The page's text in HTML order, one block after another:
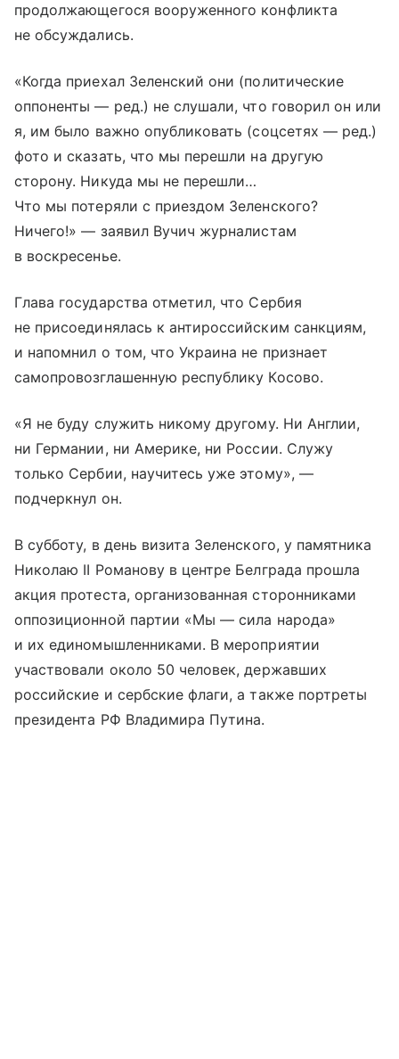
продолжающегося вооруженного конфликта
не обсуждались.
«Когда приехал Зеленский они (политические
оппоненты — ред.) не слушали, что говорил он или
я, им было важно опубликовать (соцсетях — ред.)
фото и сказать, что мы перешли на другую
сторону. Никуда мы не перешли…
Что мы потеряли с приездом Зеленского?
Ничего!» — заявил Вучич журналистам
в воскресенье.
Глава государства отметил, что Сербия
не присоединялась к антироссийским санкциям,
и напомнил о том, что Украина не признает
самопровозглашенную республику Косово.
«Я не буду служить никому другому. Ни Англии,
ни Германии, ни Америке, ни России. Служу
только Сербии, научитесь уже этому», —
подчеркнул он.
В субботу, в день визита Зеленского, у памятника
Николаю II Романову в центре Белграда прошла
акция протеста, организованная сторонниками
оппозиционной партии «Мы — сила народа»
и их единомышленниками. В мероприятии
участвовали около 50 человек, державших
российские и сербские флаги, а также портреты
президента РФ Владимира Путина.